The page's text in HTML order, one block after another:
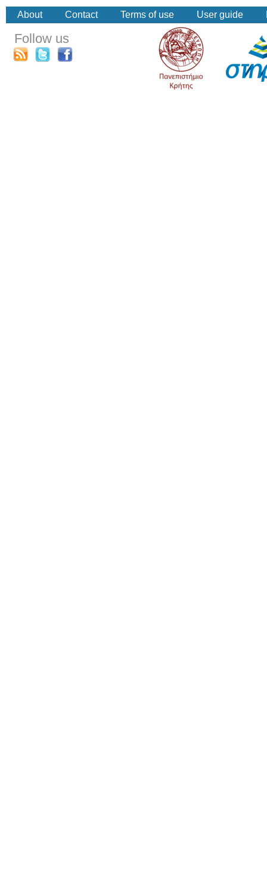
About Contact Terms of use User guide
Follow us